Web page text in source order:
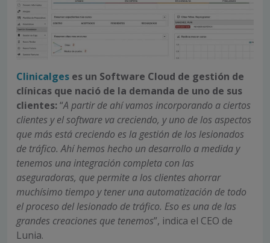
Clinicalges es un Software Cloud de gestión de
clínicas que nació de la demanda de uno de sus
clientes:“A partir de ahí vamos incorporando a ciertos
clientes y el software va creciendo, y uno de los aspectos
que más está creciendo es la gestión de los lesionados
de tráfico. Ahí hemos hecho un desarrollo a medida y
tenemos una integración completa con las
aseguradoras, que permite a los clientes ahorrar
muchísimo tiempo y tener una automatización de todo
el proceso del lesionado de tráfico. Eso es una de las
grandes creaciones que tenemos”, indica el CEO de
Lunia.